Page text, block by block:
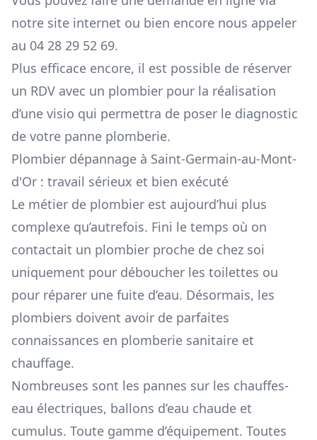
notre site internet ou bien encore nous appeler
au 04 28 29 52 69.
Plus efficace encore, il est possible de réserver
un RDV avec un plombier pour la réalisation
d’une visio qui permettra de poser le diagnostic
de votre panne plomberie.
Plombier dépannage à Saint-Germain-au-Mont-
d'Or : travail sérieux et bien exécuté
Le métier de plombier est aujourd’hui plus
complexe qu’autrefois. Fini le temps où on
contactait un plombier proche de chez soi
uniquement pour déboucher les toilettes ou
pour réparer une fuite d’eau. Désormais, les
plombiers doivent avoir de parfaites
connaissances en plomberie sanitaire et
chauffage.
Nombreuses sont les pannes sur les chauffes-
eau électriques, ballons d’eau chaude et
cumulus. Toute gamme d’équipement. Toutes